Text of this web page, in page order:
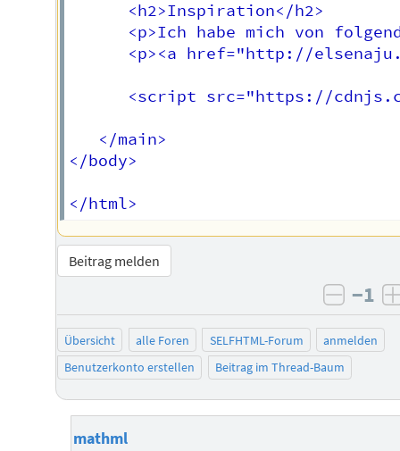
      <h2>Inspiration</h2>
<p>Ich habe mich von
<p><a href="http://
<script src="https://
   </main>
</body>
Beitrag melden
−1
Übersicht alle Foren SELFHTML-Forum
anmelden
Benutzerkonto erstellen
Beitrag im Thread-Baum
mathml